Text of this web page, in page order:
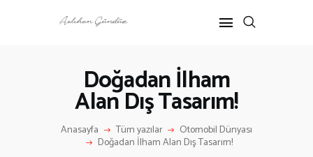
Doğadan İlham
Alan Dış Tasarım!
Anasayfa Tüm yazılar Otomobil Dünyası
Doğadan İlham Alan Dış Tasarım!
ANASAYFA
RÖPORTAJ
ANNE-ÇOCUK